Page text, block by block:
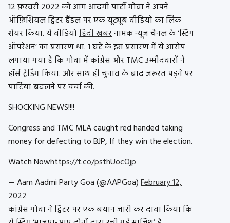
12 फ़रवरी 2022 को आम आदमी पार्टी गोवा ने अपने
ऑफ़िशियल ट्विटर हैंडल पर एक यूट्यूब वीडियो का लिंक
शेयर किया. ये वीडियोहिंदी खबरनामक न्यूज़ चैनल के ‘स्टिंग
ऑपरेशन’ का प्रसारण था. 1 घंटे के इस प्रसारण में ये आरोप
लगाया गया है कि गोवा में कांग्रेस और TMC उम्मीदवारों ने
हॉर्स ट्रेडिंग किया. और साथ ही चुनाव के बाद ज़रूरत पड़ने पर
पार्टियां बदलने पर चर्चा की.
SHOCKING NEWS!!!!
Congress and TMC MLA caught red handed taking
money for defecting to BJP, If they win the election.
Watch Nowhttps://t.co/psthUocOjp
— Aam Aadmi Party Goa (@AAPGoa)February 12,
2022
कांग्रेस गोवा ने ट्विटर पर एक बयान जारी कर दावा किया कि